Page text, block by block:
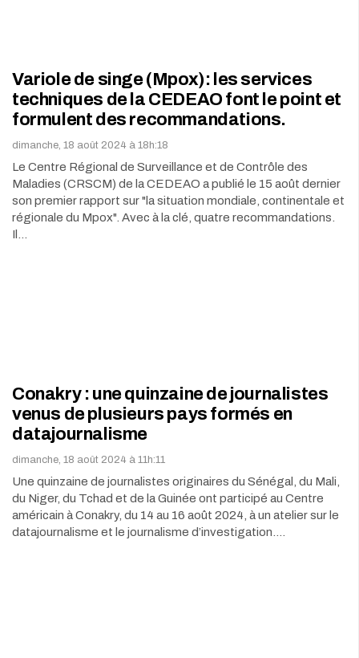
Variole de singe (Mpox): les services
techniques de la CEDEAO font le point et
formulent des recommandations.
dimanche, 18 août 2024 à 18h:18
Le Centre Régional de Surveillance et de Contrôle des
Maladies (CRSCM) de la CEDEAO a publié le 15 août dernier
son premier rapport sur "la situation mondiale, continentale et
régionale du Mpox". Avec à la clé, quatre recommandations.
Il…
Conakry : une quinzaine de journalistes
venus de plusieurs pays formés en
datajournalisme
dimanche, 18 août 2024 à 11h:11
Une quinzaine de journalistes originaires du Sénégal, du Mali,
du Niger, du Tchad et de la Guinée ont participé au Centre
américain à Conakry, du 14 au 16 août 2024, à un atelier sur le
datajournalisme et le journalisme d’investigation.…